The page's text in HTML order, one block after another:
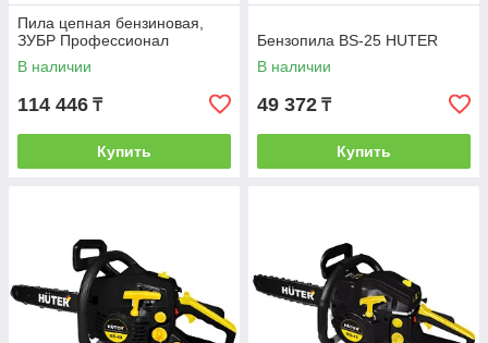
Пила цепная бензиновая,
ЗУБР Профессионал
В наличии
114 446 ₸
Купить
Бензопила BS-25 HUTER
В наличии
49 372 ₸
Купить